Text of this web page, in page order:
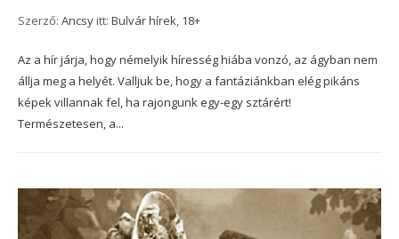
Szerző: Ancsy itt: Bulvár hírek, 18+
Az a hír járja, hogy némelyik híresség hiába vonzó, az ágyban nem
állja meg a helyét. Valljuk be, hogy a fantáziánkban elég pikáns
képek villannak fel, ha rajongunk egy-egy sztárért!
Természetesen, a...